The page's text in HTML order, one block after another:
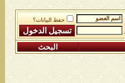
حفظ البيانات؟
البحث